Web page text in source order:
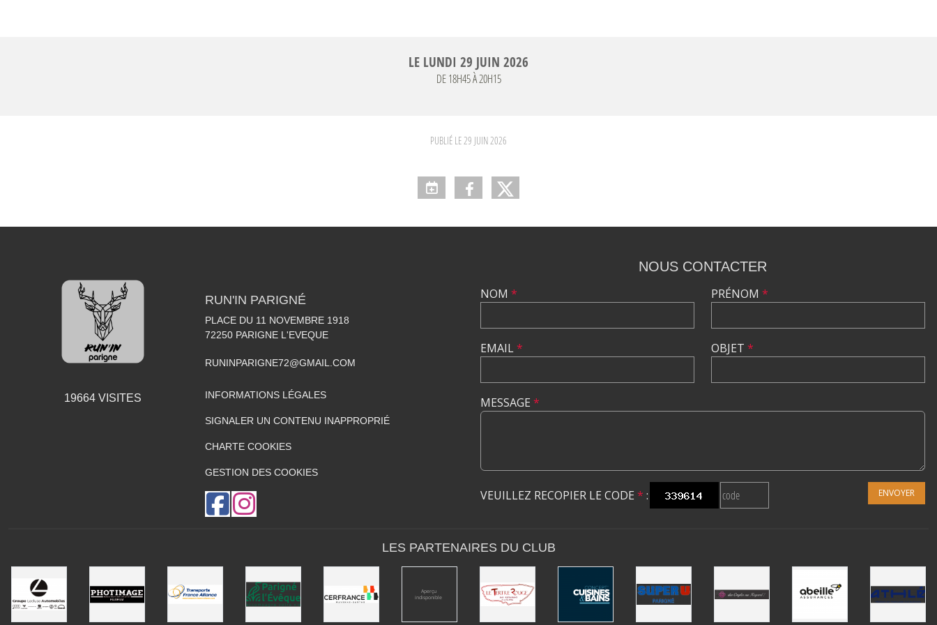
LE LUNDI 29 JUIN 2026
DE 18H45 À 20H15
PUBLIÉ LE29 JUIN 2026
19664VISITES
RUN'IN PARIGNÉ
PLACE DU 11 NOVEMBRE 1918
72250 PARIGNE L'EVEQUE
RUNINPARIGNE72@GMAIL.COM
INFORMATIONS LÉGALES
SIGNALER UN CONTENU INAPPROPRIÉ
CHARTE COOKIES
GESTION DES COOKIES
NOUS CONTACTER
NOM *
EMAIL*
PRÉNOM *
OBJET *
MESSAGE *
VEUILLEZ RECOPIER LE CODE * : ENVOYER
LES PARTENAIRES DU CLUB